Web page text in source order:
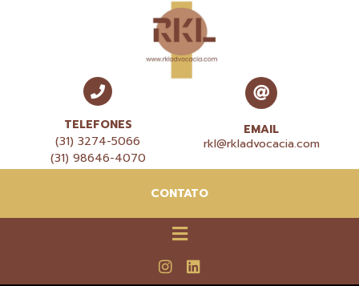
TELEFONES
(31) 3274-5066
(31) 98646-4070
EMAIL
rkl@rkladvocacia.com
CONTATO